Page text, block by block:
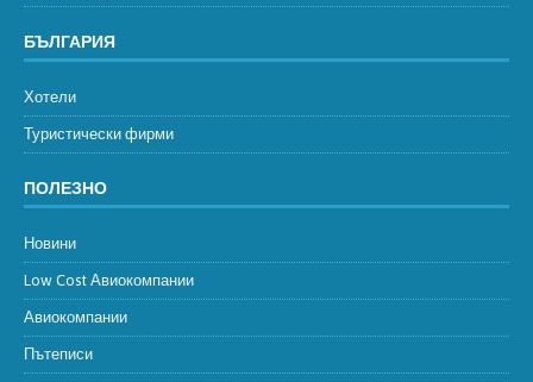
БЪЛГАРИЯ
Хотели
Туристически фирми
ПОЛЕЗНО
Новини
Low Cost Авиокомпании
Авиокомпании
Пътеписи